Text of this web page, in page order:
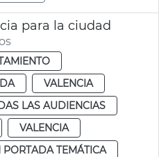
para la ciudad
VALENCIA
LAS AUDIENCIAS
VALENCIA
PORTADA TEMÁTICA